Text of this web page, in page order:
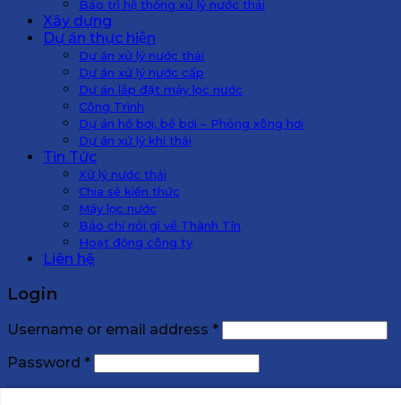
Bảo trì hệ thống xử lý nước thải
Xây dựng
Dự án thực hiện
Dự án xử lý nước thải
Dự án xử lý nước cấp
Dự án lắp đặt máy lọc nước
Công Trình
Dự án hồ bơi, bể bơi – Phòng xông hơi
Dự án xử lý khí thải
Tin Tức
Xử lý nước thải
Chia sẻ kiến thức
Máy lọc nước
Báo chí nói gì về Thành Tín
Hoạt động công ty
Liên hệ
Login
Username or email address *
Password *